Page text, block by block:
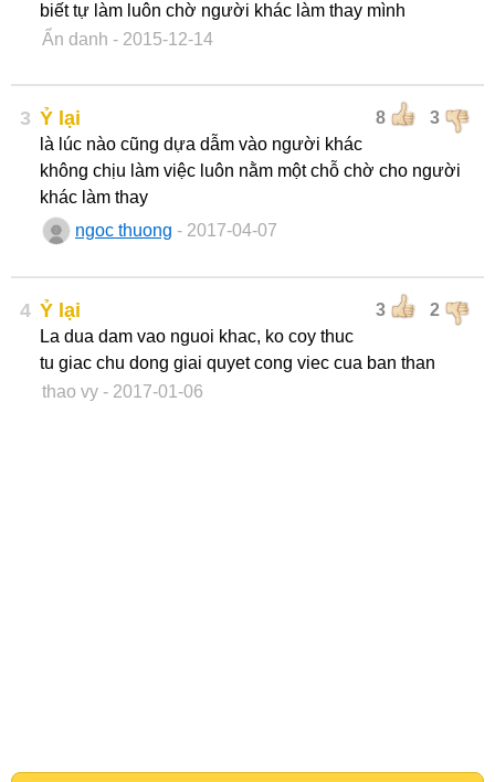
biết tự làm luôn chờ người khác làm thay mình
Ẩn danh - 2015-12-14
3 8 3
Ỷ lại
là lúc nào cũng dựa dẫm vào người khác
không chịu làm việc luôn nằm một chỗ chờ cho người
khác làm thay
ngoc thuong - 2017-04-07
4 3 2
Ỷ lại
La dua dam vao nguoi khac, ko coy thuc
tu giac chu dong giai quyet cong viec cua ban than
thao vy - 2017-01-06